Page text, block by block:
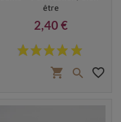
être
Prix
2,40 €
shopping_cart  favorite_border